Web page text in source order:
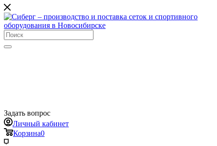
Задать вопрос
Личный кабинет
Корзина0